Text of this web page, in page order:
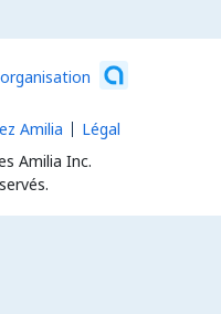
Amilia Inc.
Amilia Légal